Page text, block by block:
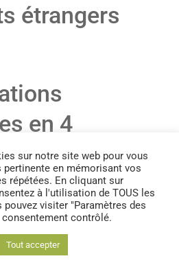
étrangers
en 4
les 4 langues les plus
professionnels de
:
pour communiquer avec
sur notre site web pour vous
en mémorisant vos
répétées. En cliquant sur
à l'utilisation de TOUS les
visiter "Paramètres des
contrôlé.
Tout accepter